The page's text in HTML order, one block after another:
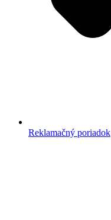
Reklamačný poriadok